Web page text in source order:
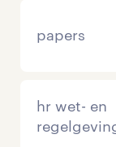
papers
hr wet- en